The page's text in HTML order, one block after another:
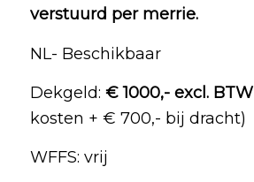
verstuurd per merrie.
NL- Beschikbaar
Dekgeld: € 1000,- excl. BTW
kosten + € 700,- bij dracht)
WFFS: vrij